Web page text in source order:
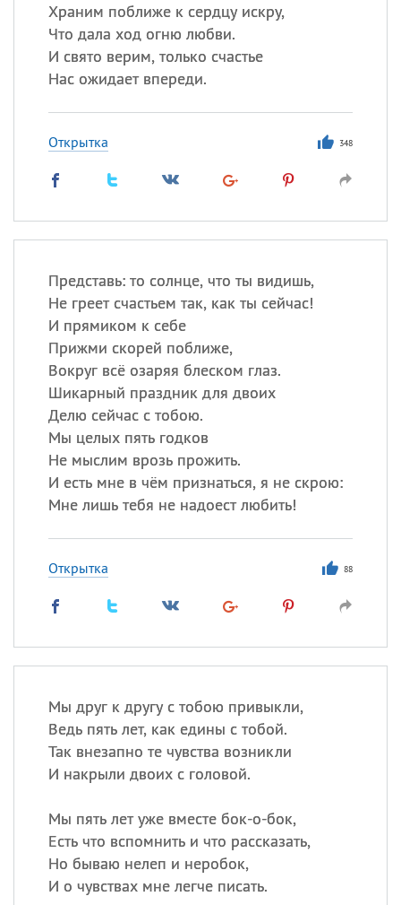
Храним поближе к сердцу искру,
Что дала ход огню любви.
И свято верим, только счастье
Нас ожидает впереди.
Открытка 348
Представь: то солнце, что ты видишь,
Не греет счастьем так, как ты сейчас!
И прямиком к себе
Прижми скорей поближе,
Вокруг всё озаряя блеском глаз.
Шикарный праздник для двоих
Делю сейчас с тобою.
Мы целых пять годков
Не мыслим врозь прожить.
И есть мне в чём признаться, я не скрою:
Мне лишь тебя не надоест любить!
Открытка 88
Мы друг к другу с тобою привыкли,
Ведь пять лет, как едины с тобой.
Так внезапно те чувства возникли
И накрыли двоих с головой.
Мы пять лет уже вместе бок-о-бок,
Есть что вспомнить и что рассказать,
Но бываю нелеп и неробок,
И о чувствах мне легче писать.